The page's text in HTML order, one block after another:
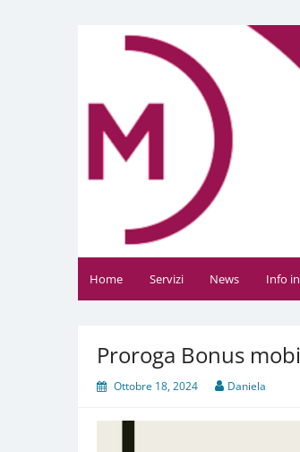
Daniela Manfè
Daniela Manfè Studio di
Home Servizi News Info
Proroga Bonus
Ottobre 18, 2024 Daniela